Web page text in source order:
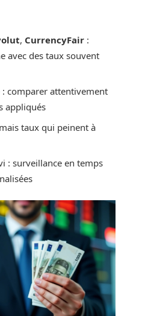
, CurrencyFair :
avec des taux souvent
: comparer attentivement
appliqués
taux qui peinent à
: surveillance en temps